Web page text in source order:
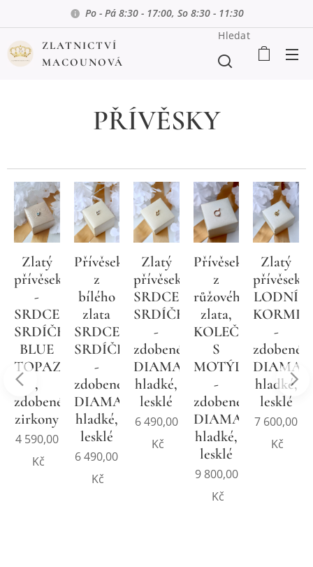
Po - Pá 8:30 - 17:00, So 8:30 - 11:30
ZLATNICTVÍ
MACOUNOVÁ
Hledat
PŘÍVĚSKY
Zlatý
přívěsek
-
SRDCE,
SRDÍČKO,
BLUE
TOPAZ
,
zdobené
zirkony
4 590,00
Kč
Přívěsek
z
bílého
zlata
SRDCE,
SRDÍČKO
-
zdobené
DIAMANTEM,
hladké,
lesklé
6 490,00
Kč
Zlatý
přívěsek
SRDCE,
SRDÍČKO
-
zdobené
DIAMANTEM,
hladké,
lesklé
6 490,00
Kč
Přívěsek
z
růžového
zlata,
KOLEČKO
S
MOTÝLKEM
-
zdobené
DIAMANTY,
hladké,
lesklé
9 800,00
Kč
Zlatý
přívěsek
LODNÍ
-
zdobené
hladké,
lesklé
7 600,00
Kč